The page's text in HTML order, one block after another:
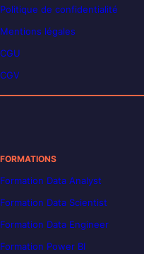
Politique de confidentialité
Mentions légales
CGU
CGV
FORMATIONS
Formation Data Analyst
Formation Data Scientist
Formation Data Engineer
Formation Power BI